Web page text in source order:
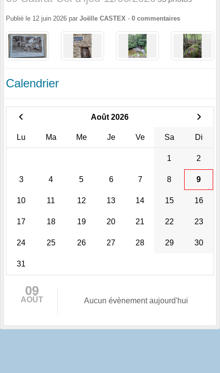
Publié le 12 juin 2026 par Joëlle CASTEX - 0 commentaires
Calendrier
Août 2026
Lu Ma Me Je Ve Sa Di
1 2
3 4 5 6 7 8 9
10 11 12 13 14 15 16
17 18 19 20 21 22 23
24 25 26 27 28 29 30
31
09
AOÛT Aucun évènement aujourd'hui